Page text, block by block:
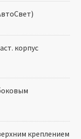
корпус
креплением